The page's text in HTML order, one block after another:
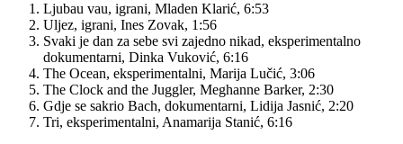
Ljubau vau, igrani, Mladen Klarić, 6:53
Uljez, igrani, Ines Zovak, 1:56
Svaki je dan za sebe svi zajedno nikad, eksperimentalno
dokumentarni, Dinka Vuković, 6:16
The Ocean, eksperimentalni, Marija Lučić, 3:06
The Clock and the Juggler, Meghanne Barker, 2:30
Gdje se sakrio Bach, dokumentarni, Lidija Jasnić, 2:20
Tri, eksperimentalni, Anamarija Stanić, 6:16